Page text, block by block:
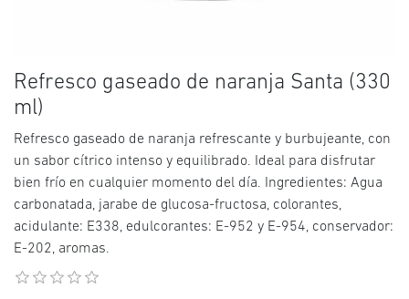
Refresco gaseado de naranja Santa (330
ml)
Refresco gaseado de naranja refrescante y burbujeante, con
un sabor cítrico intenso y equilibrado. Ideal para disfrutar
bien frío en cualquier momento del día. Ingredientes: Agua
carbonatada, jarabe de glucosa-fructosa, colorantes,
acidulante: E338, edulcorantes: E-952 y E-954, conservador:
E-202, aromas.